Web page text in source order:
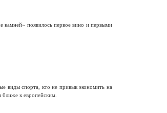
появилось первое вино и первыми
виды спорта, кто не привык экономить на
к европейским.